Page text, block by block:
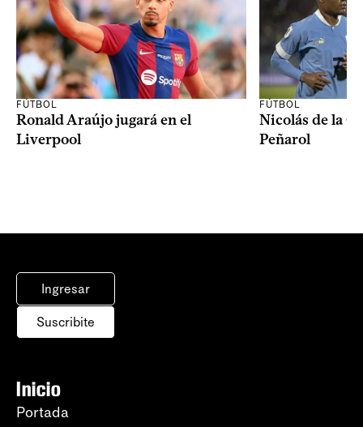
FÚTBOL
Ronald Araújo jugará en el
Liverpool
FÚTBOL
Nicolás de la
Peñarol
Ingresar
Suscribite
Inicio
Portada